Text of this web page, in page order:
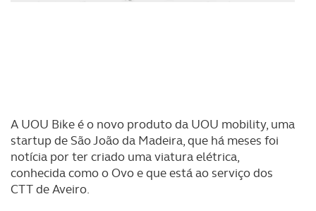
A UOU Bike é o novo produto da UOU mobility, uma
startup de São João da Madeira, que há meses foi
notícia por ter criado uma viatura elétrica,
conhecida como o Ovo e que está ao serviço dos
CTT de Aveiro.